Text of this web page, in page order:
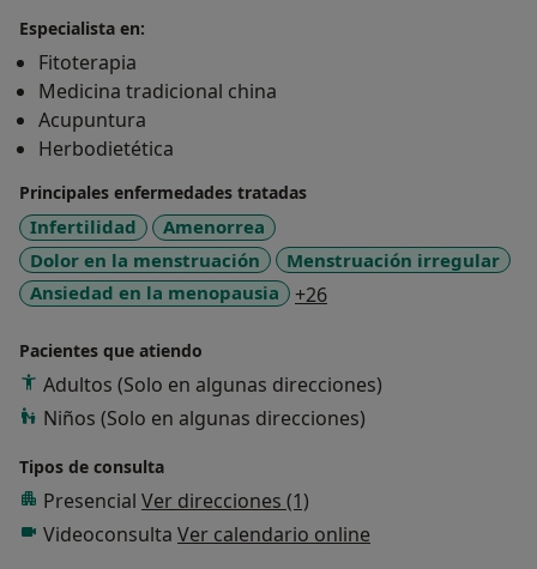
Especialista en:
Fitoterapia
Medicina tradicional china
Acupuntura
Herbodietética
Principales enfermedades tratadas
Infertilidad
Amenorrea
Dolor en la menstruación
Menstruación irregular
Ansiedad en la menopausia
+26a11y_sr_more_diseases
Pacientes que atiendo
Adultos (Solo en algunas direcciones)
Niños (Solo en algunas direcciones)
Tipos de consulta
Presencial Ver direcciones (1)
Videoconsulta Ver calendario online